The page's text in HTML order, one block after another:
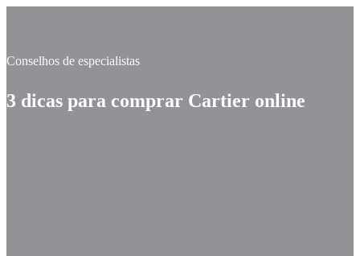
Conselhos de especialistas
3 dicas para comprar Cartier online